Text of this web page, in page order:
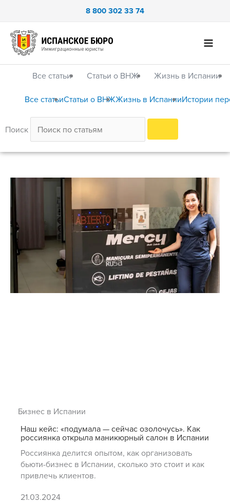
содержимому
8 800 302 33 74
Все статьи Статьи о ВНЖ Жизнь в Испании
Все статьиСтатьи о ВНЖЖизнь в ИспанииИстории
Поиск
Бизнес в Испании
Наш кейс: «подумала — сейчас озолочусь». Как
россиянка открыла маникюрный салон в Испании
Россиянка делится опытом, как организовать
бьюти-бизнес в Испании, сколько это стоит и как
привлечь клиентов.
21.03.2024